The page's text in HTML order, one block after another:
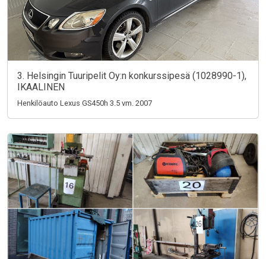
3. Helsingin Tuuripelit Oy:n konkurssipesä (1028990-1),
IKAALINEN
Henkilöauto Lexus GS450h 3.5 vm. 2007